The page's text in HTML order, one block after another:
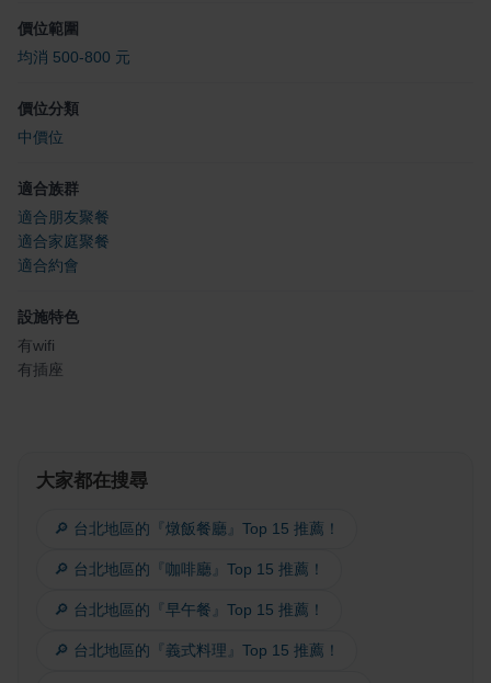
價位範圍
均消 500-800 元
價位分類
中價位
適合族群
適合朋友聚餐
適合家庭聚餐
適合約會
設施特色
有wifi
有插座
大家都在搜尋
🔎 台北地區的『燉飯餐廳』Top 15 推薦！
🔎 台北地區的『咖啡廳』Top 15 推薦！
🔎 台北地區的『早午餐』Top 15 推薦！
🔎 台北地區的『義式料理』Top 15 推薦！